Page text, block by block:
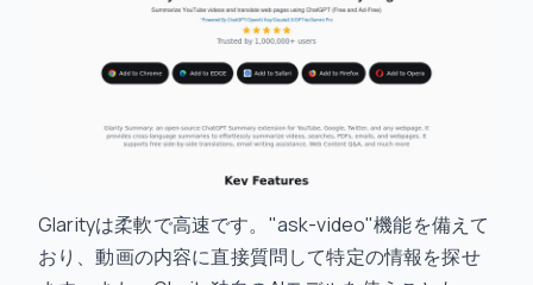
Glarityは柔軟で高速です。"ask-video"機能を備えて
おり、動画の内容に直接質問して特定の情報を探せ